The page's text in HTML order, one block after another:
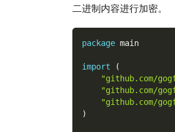
二进制内容进行加密。
package main
import
(
"github.com/
"github.com/
"github.com/
)